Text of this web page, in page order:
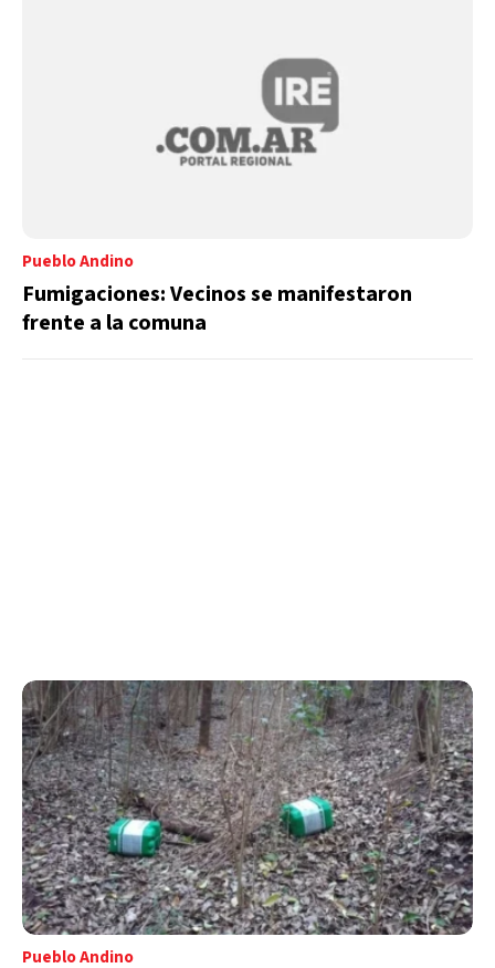
Pueblo Andino
Fumigaciones: Vecinos se manifestaron
frente a la comuna
Pueblo Andino